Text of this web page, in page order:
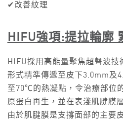
✔改善紋理
HIFU強項:提拉輪廓
HIFU採用高能量聚焦超聲波
形式精準傳遞至皮下3.0mm及
至70℃的熱凝點，令治療部位
原蛋白再生，並在表淺肌腱膜
由於肌腱膜是支撐面部的主要